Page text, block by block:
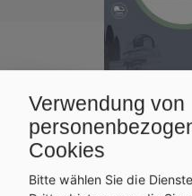
AHS-O GESCHICHTE UND
Weltgeschehen.
Verwendung von
Cookies
Bitte wählen Sie die